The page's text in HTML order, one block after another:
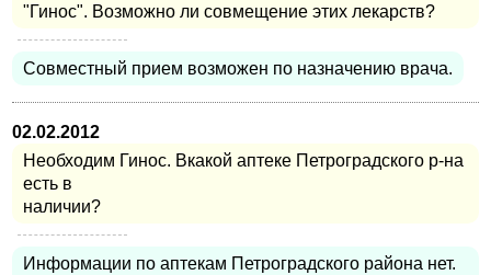
"Гинос". Возможно ли совмещение этих лекарств?
Совместный прием возможен по назначению врача.
02.02.2012
Необходим Гинос. Вкакой аптеке Петроградского р-на
есть в
наличии?
Информации по аптекам Петроградского района нет.